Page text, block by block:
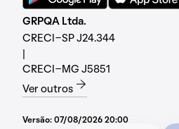
GRPQA Ltda.
CRECI-SP J24.344
CRECI-MG J5851
Ver outros
Versão: 07/08/2026 20:00